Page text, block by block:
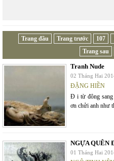
Trang đầu Trang trước 107
Trang sau
Tranh Nude
02 Tháng Hai
ĐẶNG HIỀN
Đ i từ đông sang
ơn chửi anh như
NGỰA QUÊN
01 Tháng Hai